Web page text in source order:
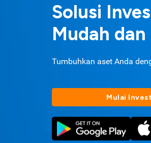
Solusi
Mudah
Tumbuhkan aset Anda
Mulai